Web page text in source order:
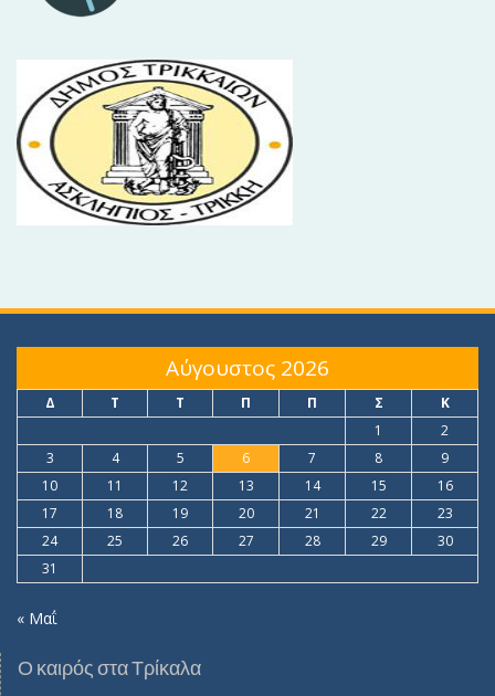
Αύγουστος 2026
Δ Τ Τ Π Π Σ
Κ
1
2
3
4 5 6 7 8
9
10
11 12 13 14 15
16
17
18 19 20 21 22
23
24
25 26 27 28 29
30
31
« Μαΐ
Ο καιρός στα Τρίκαλα